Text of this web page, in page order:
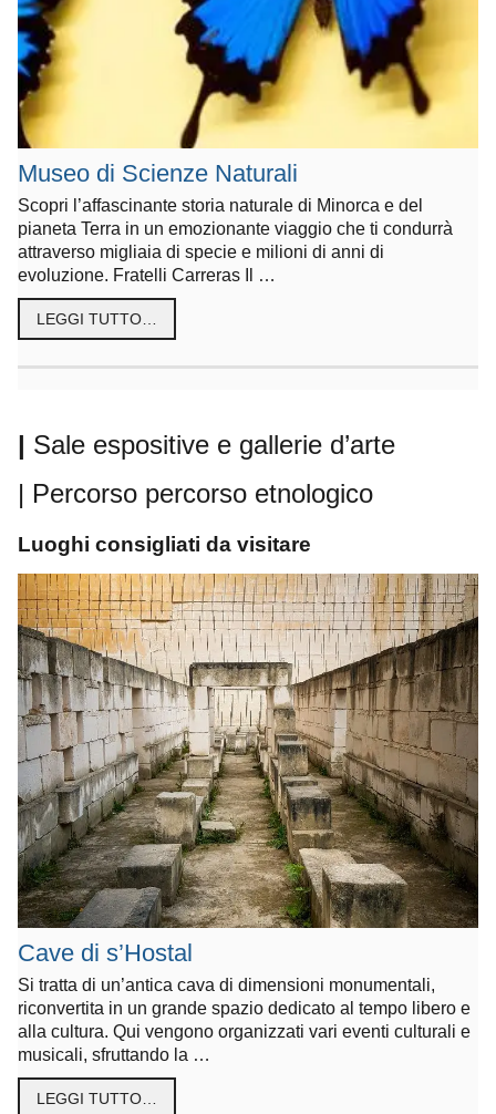
Museo di Scienze Naturali
Scopri l’affascinante storia naturale di Minorca e del
pianeta Terra in un emozionante viaggio che ti condurrà
attraverso migliaia di specie e milioni di anni di
evoluzione. Fratelli Carreras Il …
LEGGI TUTTO…
| Sale espositive e gallerie d’arte
| Percorso percorso etnologico
Luoghi consigliati da visitare
Cave di s’Hostal
Si tratta di un’antica cava di dimensioni monumentali,
riconvertita in un grande spazio dedicato al tempo libero e
alla cultura. Qui vengono organizzati vari eventi culturali e
musicali, sfruttando la …
LEGGI TUTTO…